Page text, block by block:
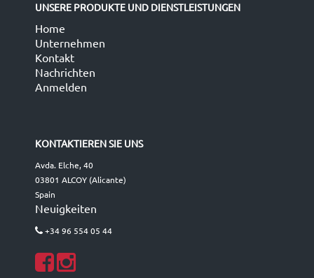
UNSERE PRODUKTE UND DIENSTLEISTUNGEN
Home
Unternehmen
Kontakt
Nachrichten
Anmelden
KONTAKTIEREN SIE UNS
Avda. Elche, 40
03801 ALCOY (Alicante)
Spain
Neuigkeiten
+34 96 554 05 44